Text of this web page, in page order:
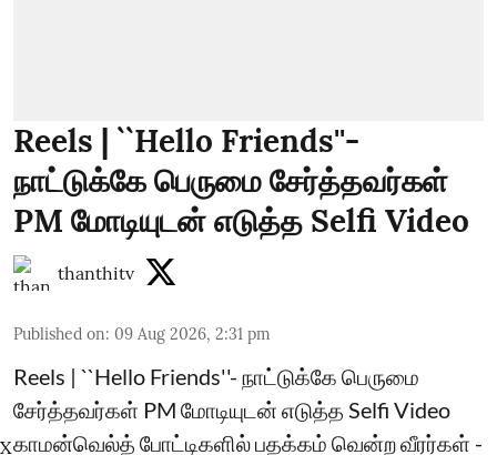
Reels | ``Hello Friends''-
நாட்டுக்கே பெருமை சேர்த்தவர்கள்
PM மோடியுடன் எடுத்த Selfi Video
thanthitv
Published on: 09 Aug 2026, 2:31 pm
Reels | ``Hello Friends''- நாட்டுக்கே பெருமை
சேர்த்தவர்கள் PM மோடியுடன் எடுத்த Selfi Video
காமன்வெல்த் போட்டிகளில் பதக்கம் வென்ற வீரர்கள் -
X